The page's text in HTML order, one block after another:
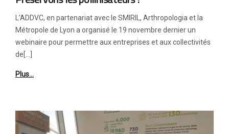
L’ADDVC, en partenariat avec le SMIRIL, Arthropologia et la
Métropole de Lyon a organisé le 19 novembre dernier un
webinaire pour permettre aux entreprises et aux collectivités
de[…]
Plus…